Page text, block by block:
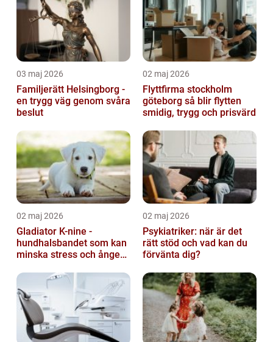
03 maj 2026
Familjerätt Helsingborg -
en trygg väg genom svåra
beslut
02 maj 2026
Flyttfirma stockholm
göteborg så blir flytten
smidig, trygg och prisvärd
02 maj 2026
Gladiator K-nine -
hundhalsbandet som kan
minska stress och ångest
02 maj 2026
Psykiatriker: när är det
rätt stöd och vad kan du
förvänta dig?